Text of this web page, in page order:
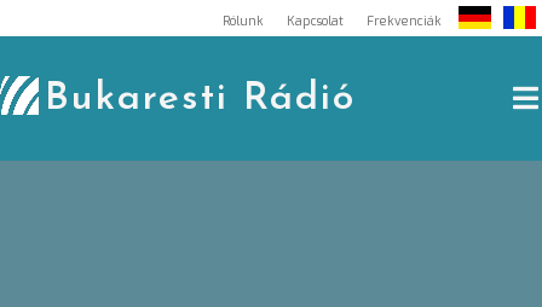
to
content
Rólunk Kapcsolat Frekvenciák
Bukaresti Rádió